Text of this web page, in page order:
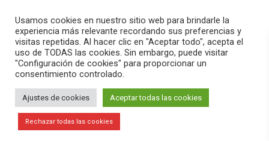
search menu pause PLAY
Usamos cookies en nuestro sitio web para brindarle la
experiencia más relevante recordando sus preferencias y
visitas repetidas. Al hacer clic en "Aceptar todo", acepta el
uso de TODAS las cookies. Sin embargo, puede visitar
"Configuración de cookies" para proporcionar un
consentimiento controlado.
Ajustes de cookies Aceptar todas las cookies
Rechazar todas las cookies